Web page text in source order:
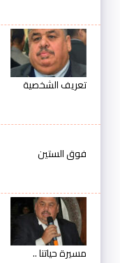
تعريف الشخصية
فوق الستين
مسيرة حياتنا ..